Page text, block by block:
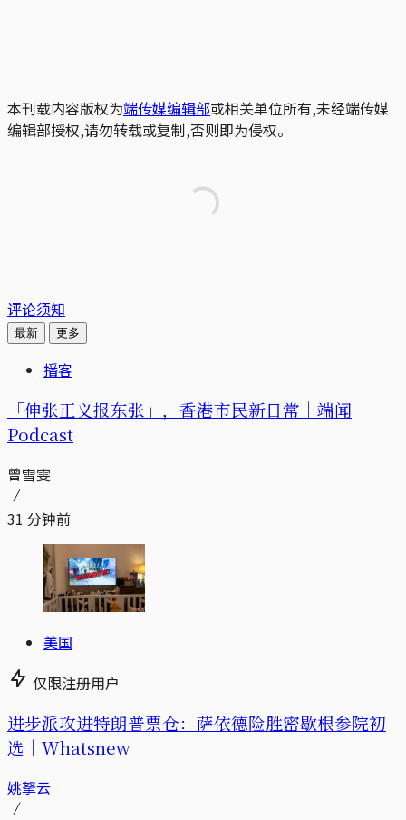
本刊载内容版权为端传媒编辑部或相关单位所有,未经端传媒
编辑部授权,请勿转载或复制,否则即为侵权。
评论须知
最新 更多
播客
「伸张正义报东张」，香港市民新日常｜端闻
Podcast
曾雪雯
31 分钟前
美国
仅限注册用户
进步派攻进特朗普票仓：萨依德险胜密歇根参院初
选｜Whatsnew
姚拏云